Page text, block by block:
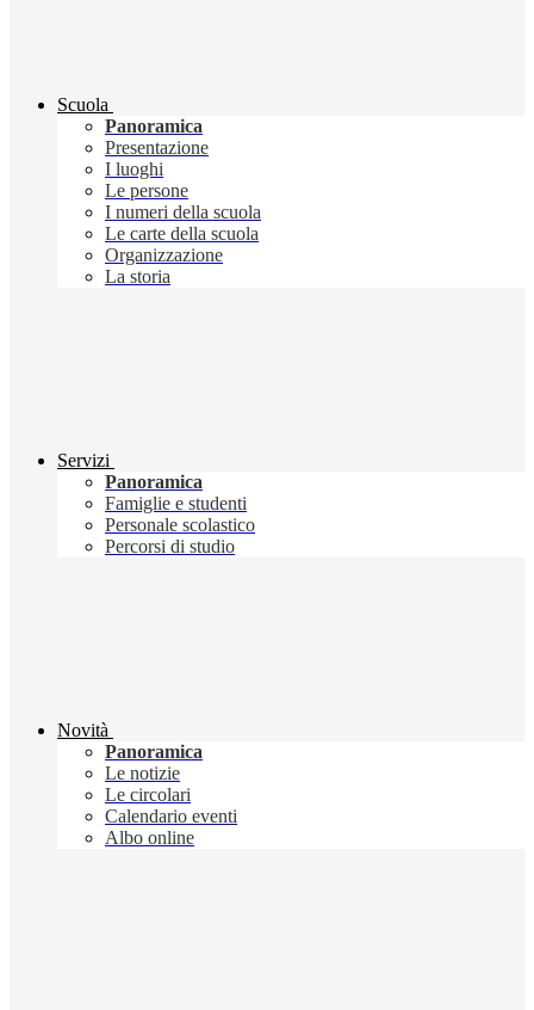
Scuola
Panoramica
Presentazione
I luoghi
Le persone
I numeri della scuola
Le carte della scuola
Organizzazione
La storia
Servizi
Panoramica
Famiglie e studenti
Personale scolastico
Percorsi di studio
Novità
Panoramica
Le notizie
Le circolari
Calendario eventi
Albo online